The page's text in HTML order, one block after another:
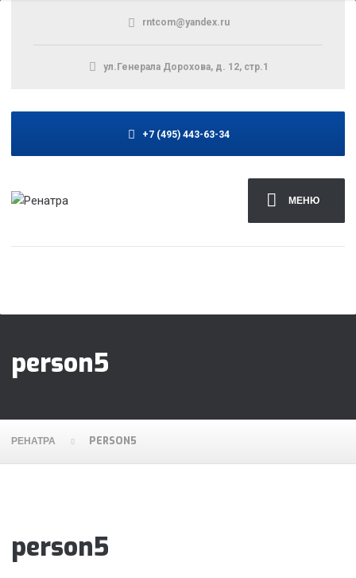
МЕНЮ
rntcom@yandex.ru
ул.Генерала Дорохова, д. 12, стр.1
+7 (495) 443-63-34
person5
РЕНАТРА PERSON5
person5